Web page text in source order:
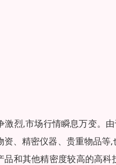
烈,市场行情瞬息万变。
、精密仪器、贵重物品等
和其他精密度较高的高